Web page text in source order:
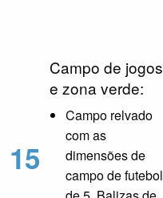
15
Campo de jogos
e zona verde:
Campo relvado
com as
dimensões de
campo de futebol